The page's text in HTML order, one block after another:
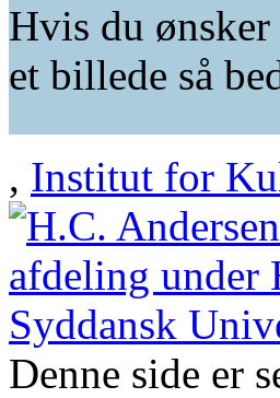
Hvis du
et billede så
, Institut for
Denne side er